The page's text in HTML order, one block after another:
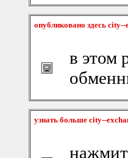
опубликовано здесь city--
в этом
узнать больше city--